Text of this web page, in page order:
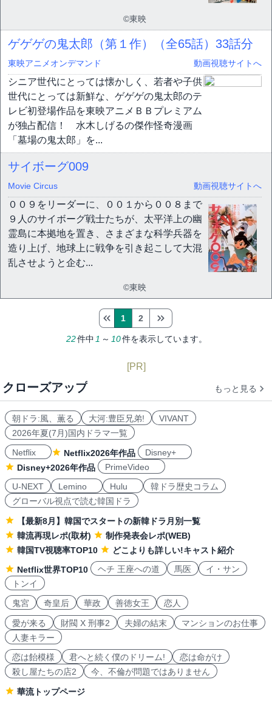
©東映
ゲゲゲの鬼太郎（第１作）（全65話） 33話分
東映アニメオンデマンド 動画視聴サイトへ
シニア世代にとっては懐かしく、若者や子供
世代にとっては新鮮な、ゲゲゲの鬼太郎のテ
レビ初登場作品を東映アニメＢＢプレミアム
が独占配信！ 水木しげるの傑作怪奇漫画
「墓場の鬼太郎」を...
サイボーグ009
Movie Circus 動画視聴サイトへ
００９をリーダーに、００１から００８まで
９人のサイボーグ戦士たちが、太平洋上の幽
霊島に本拠地を置き、さまざまな科学兵器を
造り上げ、地球上に戦争を引き起こして大混
乱させようと企む...
©東映
22件中 1 ～ 10件を表示しています。
1 2
[PR]
クローズアップ もっと見る
朝ドラ:風、薫る 大河:豊臣兄弟!
VIVANT
2026年夏(7月)国内ドラマ一覧
Netflix
Netflix2026年作品
Disney+
Disney+2026年作品
PrimeVideo
U-NEXT
Lemino Hulu
韓ドラ歴史コラム
グローバル視点で読む韓国ドラ
【最新8月】韓国でスタートの新韓ドラ月別一覧
韓流再現レポ(取材)
制作発表会レポ(WEB)
韓国TV視聴率TOP10
どこよりも詳しい!キャスト紹介
Netflix世界TOP10
ヘチ 王座への道 馬医
イ・サン
トンイ
鬼宮
奇皇后 華政 善徳女王 恋人
愛が来る 財閥 X 刑事2 夫婦の結末
マンションのお仕事
人妻キラー
恋は飴模様
君へと続く僕のドリーム!
恋は命がけ
殺し屋たちの店2
今、不倫が問題ではありません
華流トップページ